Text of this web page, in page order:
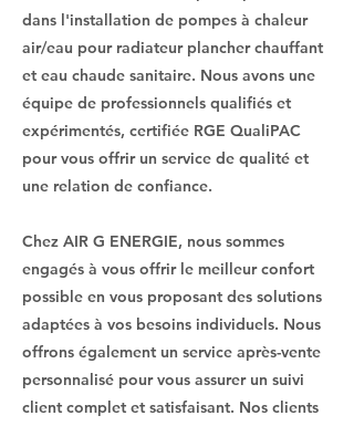
dans l'installation de pompes à chaleur
air/eau pour radiateur plancher chauffant
et eau chaude sanitaire. Nous avons une
équipe de professionnels qualifiés et
expérimentés, certifiée RGE QualiPAC
pour vous offrir un service de qualité et
une relation de confiance.
Chez AIR G ENERGIE, nous sommes
engagés à vous offrir le meilleur confort
possible en vous proposant des solutions
adaptées à vos besoins individuels. Nous
offrons également un service après-vente
personnalisé pour vous assurer un suivi
client complet et satisfaisant. Nos clients